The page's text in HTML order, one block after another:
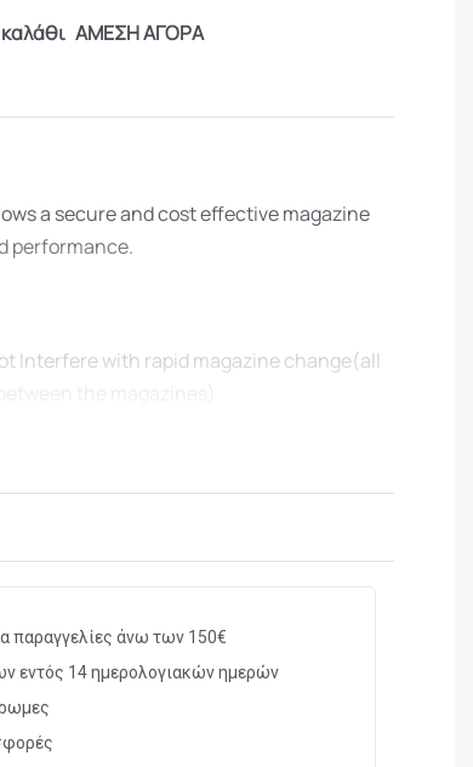
ΑΜΕΣΗ ΑΓΟΡΑ
a secure and cost effective magazine
performance.
Interfere with rapid magazine change(all
the magazines)
conditions
παραγγελίες άνω των 150€
εντός 14 ημερολογιακών ημερών